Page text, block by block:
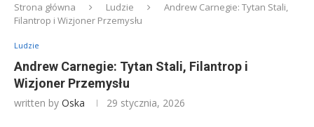
Strona główna Ludzie
Andrew Carnegie: Tytan Stali,
Filantrop i Wizjoner Przemysłu
Ludzie
Andrew Carnegie: Tytan Stali, Filantrop i
Wizjoner Przemysłu
written by Oska 29 stycznia, 2026